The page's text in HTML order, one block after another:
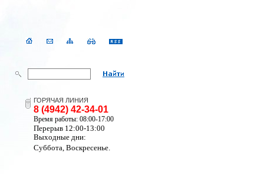
ГОРЯЧАЯ ЛИНИЯ
8 (4942) 42-34-01
Время работы: 08:00-17:00
Перерыв 12:00-13:00
Выходные дни:
Суббота, Воскресенье.